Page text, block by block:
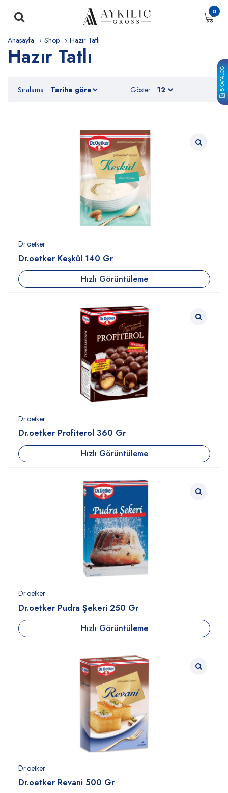
E-KATALOG
0
Anasayfa Shop Hazır Tatlı
Hazır Tatlı
Sıralama Göster
Dr.oetker
Dr.oetker Keşkül 140 Gr
Hızlı Görüntüleme
Dr.oetker
Dr.oetker Profiterol 360 Gr
Hızlı Görüntüleme
Dr.oetker
Dr.oetker Pudra Şekeri 250 Gr
Hızlı Görüntüleme
Dr.oetker
Dr.oetker Revani 500 Gr